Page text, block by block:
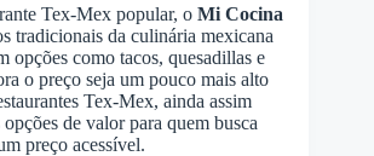
Tex-Mex popular, o Mi Cocina
tradicionais da culinária mexicana
opções como tacos, quesadillas e
o preço seja um pouco mais alto
Tex-Mex, ainda assim
de valor para quem busca
preço acessível.